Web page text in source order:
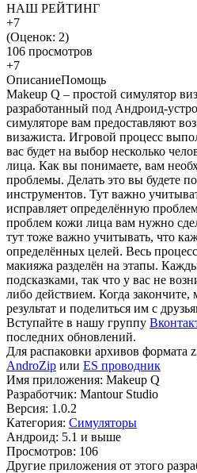
НАШ РЕЙТИНГ
+7
(Оценок: 2)
106 просмотров
+7
ОписаниеПомощь
Makeup Q – простой симулятор
разработанный под Андроид-
симуляторе вам предоставляют
визажиста. Игровой процесс
вас будет на выбор несколько
лица. Как вы понимаете, вам
проблемы. Делать это вы будете
инструментов. Тут важно
исправляет определённую
проблем кожи лица вам нужно
тут тоже важно учитывать, что
определённых целей. Весь
макияжа разделён на этапы.
подсказками, так что у вас не
либо действием. Когда закончите,
результат и поделиться им с
Вступайте в нашу группу
последних обновлений.
Для распаковки архивов формата
AndroZip или ES проводник
Имя приложения: Makeup Q
Разработчик: Mantour Studio
Версия: 1.0.2
Категория: Симуляторы
Андроид: 5.1 и выше
Просмотров: 106
Другие приложения от этого